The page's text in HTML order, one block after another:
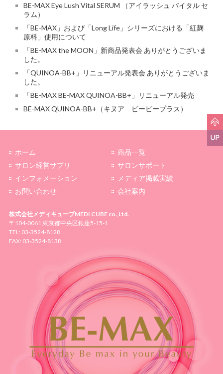
BE-MAX Eye Lush Vital SERUM （アイラッシュ バイタル セ
ラム）
「BE-MAX」および「Long Life」シリーズにおける「紅麹
原料」使用について
「BE-MAX the MOON」新商品発表会 ありがとうございま
した。
「QUINOA-BB+」リニューアル発表会 ありがとうございま
した。
「BE-MAX BE-MAX QUINOA-BB+」リニューアル発売
BE-MAX QUINOA-BB+（キヌア ビービープラス）
ホーム
商品一覧
サロン経営サプリ
サロンサポート
インフォメーション
メディア掲載実績
お問い合わせ
会社案内
株式会社メディキューブMEDI CUBE co.,Ltd.
〒104-0061 東京都中央区銀座5-15-1
TEL: 03-3524-8128
FAX: 03-3524-8138